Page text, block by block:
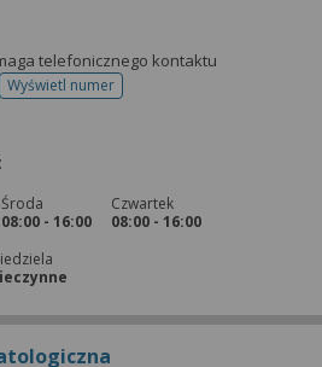
telefonicznego kontaktu
Wyświetl numertelefonu do rejestracji
Środa
08:00 - 16:00
Czwartek
08:00 - 16:00